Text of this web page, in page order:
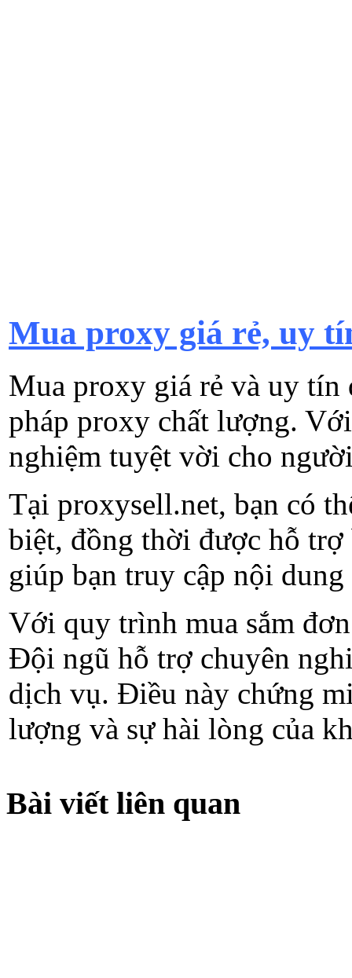
Mua proxy giá rẻ, uy
Mua proxy giá rẻ và uy tín
pháp proxy chất lượng.
nghiệm tuyệt vời cho
Tại proxysell.net, bạn có
biệt, đồng thời được hỗ trợ
giúp bạn truy cập nội
Với quy trình mua sắm
Đội ngũ hỗ trợ chuyên
dịch vụ. Điều này chứng
lượng và sự hài lòng của
Bài viết liên quan